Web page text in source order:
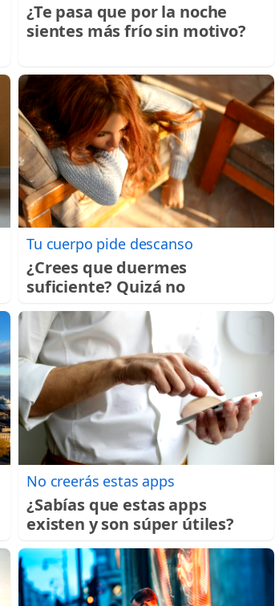
¿Te pasa que por la noche
sientes más frío sin motivo?
Tu cuerpo pide descanso
¿Crees que duermes
suficiente? Quizá no
No creerás estas apps
¿Sabías que estas apps
existen y son súper útiles?